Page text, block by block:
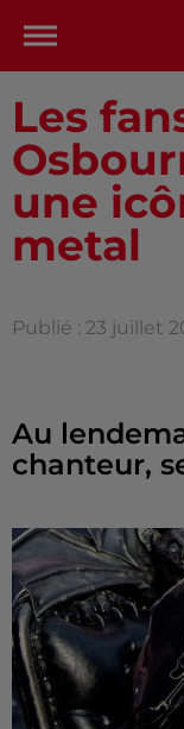
Les
une
metal
Publié : 23 juillet
Au
chanteur,